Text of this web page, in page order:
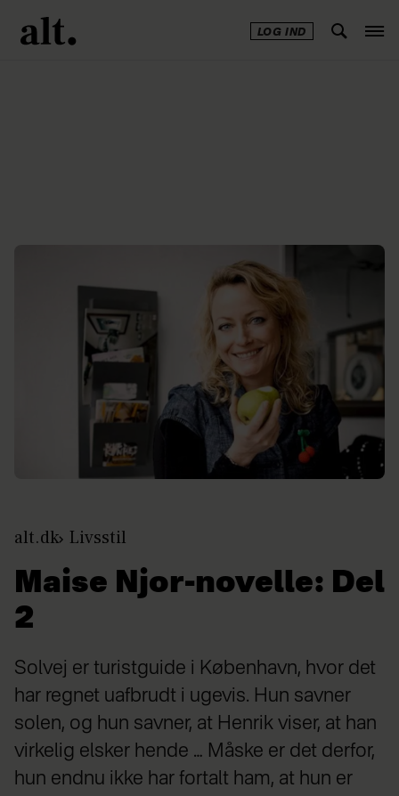
LOG IND
alt.dk Livsstil
Maise Njor-novelle: Del
2
Solvej er turistguide i København, hvor det
har regnet uafbrudt i ugevis. Hun savner
solen, og hun savner, at Henrik viser, at han
virkelig elsker hende … Måske er det derfor,
hun endnu ikke har fortalt ham, at hun er